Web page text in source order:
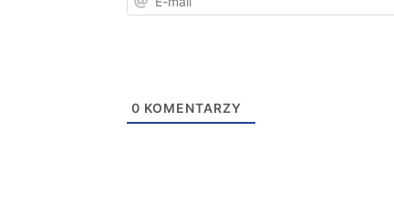
0 KOMENTARZY